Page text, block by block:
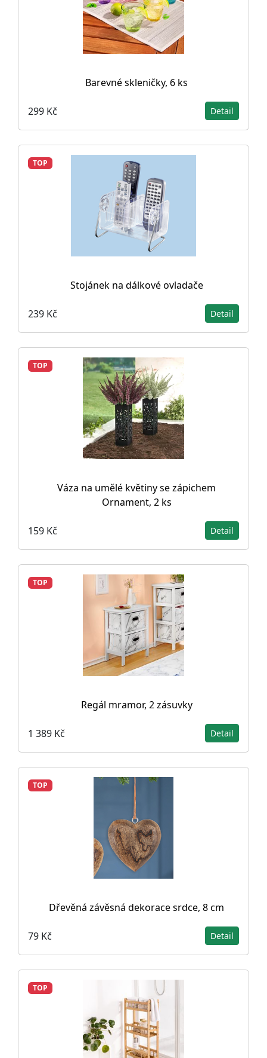
Barevné skleničky, 6 ks
299 Kč Detail
TOP
Stojánek na dálkové ovladače
239 Kč Detail
TOP
Váza na umělé květiny se zápichem
Ornament, 2 ks
159 Kč Detail
TOP
Regál mramor, 2 zásuvky
1 389 Kč Detail
TOP
Dřevěná závěsná dekorace srdce, 8 cm
79 Kč Detail
TOP